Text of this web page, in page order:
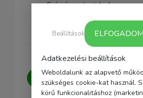
Csúszásmentes talpak
Kérdésed van?Írj nekünk,
minden kérdésedre
Adatkezelési beállítások
Weboldalunk az alapvető
szükséges cookie-kat használ.
körű funkcionalitáshoz
Beállítások ELFOGADOM